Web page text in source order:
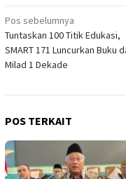
Navigasi
pos
Pos sebelumnya
Tuntaskan 100 Titik Edukasi,
SMART 171 Luncurkan Buku
Milad 1 Dekade
POS TERKAIT